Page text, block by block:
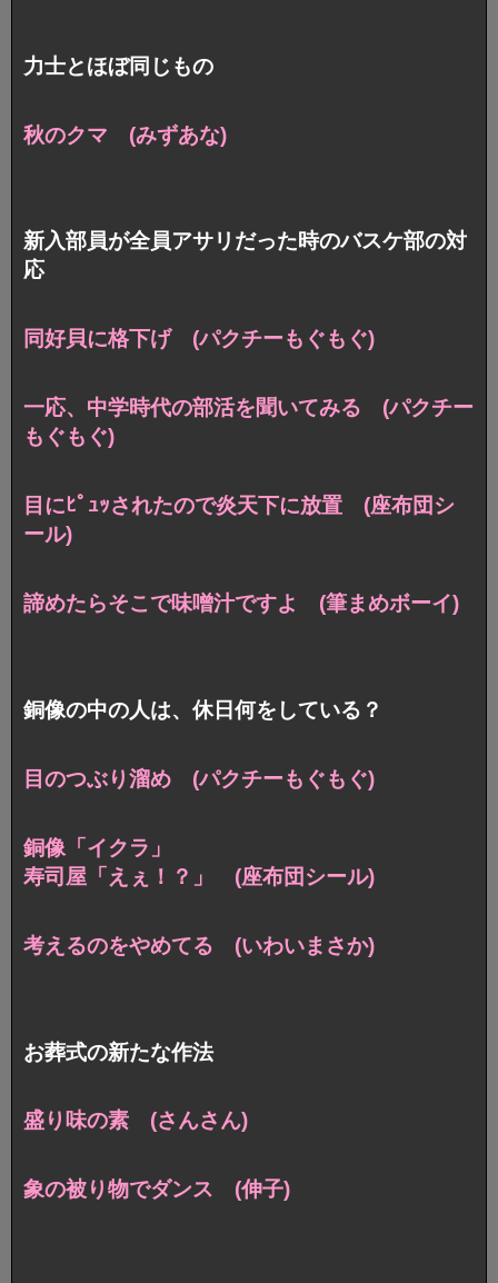
力士とほぼ同じもの
秋のクマ (みずあな)
新入部員が全員アサリだった時のバスケ部の対
応
同好貝に格下げ (パクチーもぐもぐ)
一応、中学時代の部活を聞いてみる (パクチー
もぐもぐ)
目にﾋﾟｭｯされたので炎天下に放置 (座布団シ
ール)
諦めたらそこで味噌汁ですよ (筆まめボーイ)
銅像の中の人は、休日何をしている？
目のつぶり溜め (パクチーもぐもぐ)
銅像「イクラ」
寿司屋「えぇ！？」 (座布団シール)
考えるのをやめてる (いわいまさか)
お葬式の新たな作法
盛り味の素 (さんさん)
象の被り物でダンス (伸子)